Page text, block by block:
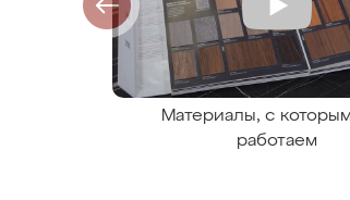
Материалы, с
работаем